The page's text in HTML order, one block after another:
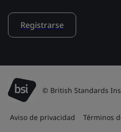
Registrarse
© British Standards
Aviso de privacidad Términos